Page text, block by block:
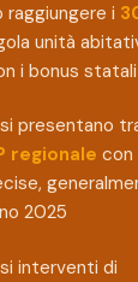
raggiungere i
unità
i bonus statali
presentano
regionale con
2025
interventi di